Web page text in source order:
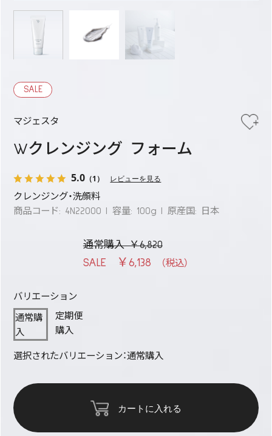
SALE
マジェスタ
Wクレンジング フォーム
5.0 （1） レビューを見る
クレンジング・洗顔料
商品コード: 4N22000
容量: 100g 原産国: 日本
通常購入 ￥6,820
￥6,138
バリエーション
通常購
入
定期便
購入
選択されたバリエーション：通常購入
カートに入れる